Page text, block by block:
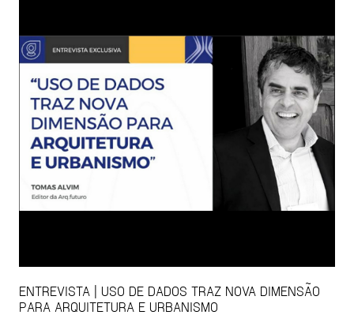
ENTREVISTA | USO DE DADOS TRAZ NOVA DIMENSÃO
PARA ARQUITETURA E URBANISMO